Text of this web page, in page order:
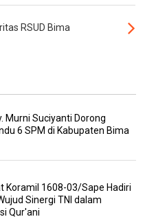
RSUD Bima
Murni Suciyanti Dorong
6 SPM di Kabupaten Bima
Koramil 1608-03/Sape Hadiri
Sinergi TNI dalam
Qur'ani